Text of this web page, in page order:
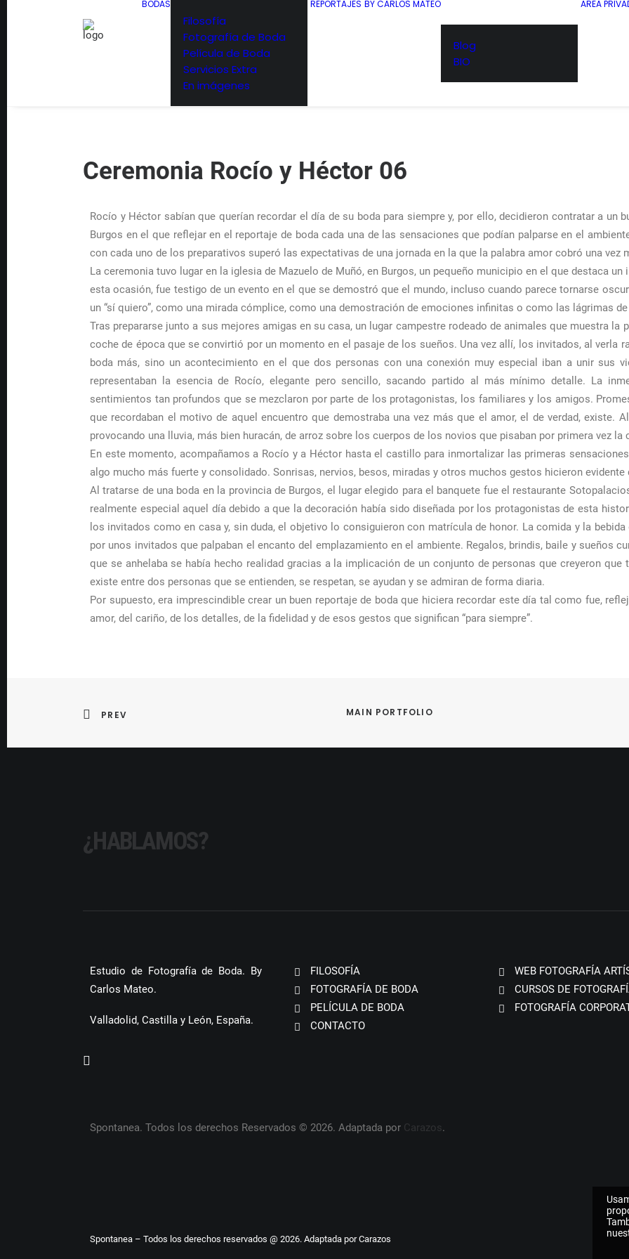
BODAS
Filosofía
Fotografía de Boda
Película de Boda
Servicios Extra
En imágenes
REPORTAJES BY CARLOS MATEO
Blog
BIO
AREA
Ceremonia Rocío y Héctor 06
Rocío y Héctor sabían que querían recordar el día de su boda para siempre y, por ello, decidieron contratar a un
Burgos en el que reflejar en el reportaje de boda cada una de las sensaciones que podían palparse en el
con cada uno de los preparativos superó las expectativas de una jornada en la que la palabra amor cobró una vez
La ceremonia tuvo lugar en la iglesia de Mazuelo de Muñó, en Burgos, un pequeño municipio en el que destaca
esta ocasión, fue testigo de un evento en el que se demostró que el mundo, incluso cuando parece tornarse
un “sí quiero”, como una mirada cómplice, como una demostración de emociones infinitas o como las lágrimas
Tras prepararse junto a sus mejores amigas en su casa, un lugar campestre rodeado de animales que muestra la
coche de época que se convirtió por un momento en el pasaje de los sueños. Una vez allí, los invitados, al verla
boda más, sino un acontecimiento en el que dos personas con una conexión muy especial iban a unir sus
representaban la esencia de Rocío, elegante pero sencillo, sacando partido al más mínimo detalle. La
sentimientos tan profundos que se mezclaron por parte de los protagonistas, los familiares y los amigos.
que recordaban el motivo de aquel encuentro que demostraba una vez más que el amor, el de verdad, existe.
provocando una lluvia, más bien huracán, de arroz sobre los cuerpos de los novios que pisaban por primera vez
En este momento, acompañamos a Rocío y a Héctor hasta el castillo para inmortalizar las primeras
algo mucho más fuerte y consolidado. Sonrisas, nervios, besos, miradas y otros muchos gestos hicieron evidente
Al tratarse de una boda en la provincia de Burgos, el lugar elegido para el banquete fue el restaurante
realmente especial aquel día debido a que la decoración había sido diseñada por los protagonistas de esta
los invitados como en casa y, sin duda, el objetivo lo consiguieron con matrícula de honor. La comida y la
por unos invitados que palpaban el encanto del emplazamiento en el ambiente. Regalos, brindis, baile y sueños
que se anhelaba se había hecho realidad gracias a la implicación de un conjunto de personas que creyeron
existe entre dos personas que se entienden, se respetan, se ayudan y se admiran de forma diaria.
Por supuesto, era imprescindible crear un buen reportaje de boda que hiciera recordar este día tal como fue,
amor, del cariño, de los detalles, de la fidelidad y de esos gestos que significan “para siempre”.
PREV MAIN PORTFOLIO
¿HABLAMOS?
Estudio de Fotografía de Boda. By
Carlos Mateo.
Valladolid, Castilla y León, España.
FILOSOFÍA
FOTOGRAFÍA DE BODA
PELÍCULA DE BODA
CONTACTO
WEB FOTOGRAFÍA
CURSOS DE
FOTOGRAFÍA
Spontanea. Todos los derechos Reservados © 2026. Adaptada por Carazos.
Spontanea – Todos los derechos reservados @ 2026. Adaptada porCarazos